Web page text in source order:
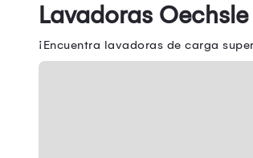
Lavadoras Oechsle
¡Encuentra lavadoras de carga